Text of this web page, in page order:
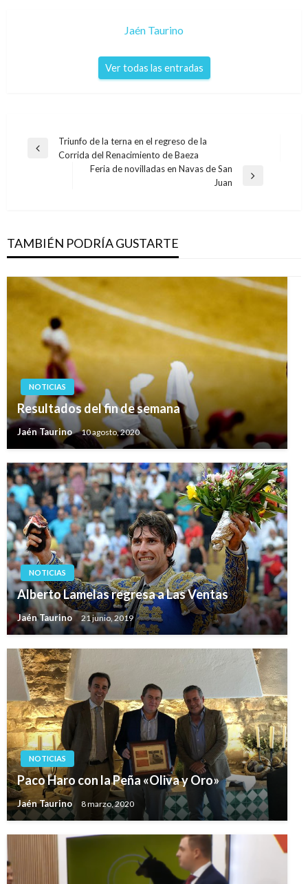
Jaén Taurino
Ver todas las entradas
Navegación
Entrada
Triunfo de la terna en el regreso de la
Corrida del Renacimiento de Baeza
Feria de novilladas en Navas de San
Juan
TAMBIÉN PODRÍA GUSTARTE
NOTICIAS
Resultados del fin de semana
Jaén Taurino 10 agosto, 2020
NOTICIAS
Alberto Lamelas regresa a Las Ventas
Jaén Taurino 21 junio, 2019
NOTICIAS
Paco Haro con la Peña «Oliva y Oro»
Jaén Taurino 8 marzo, 2020